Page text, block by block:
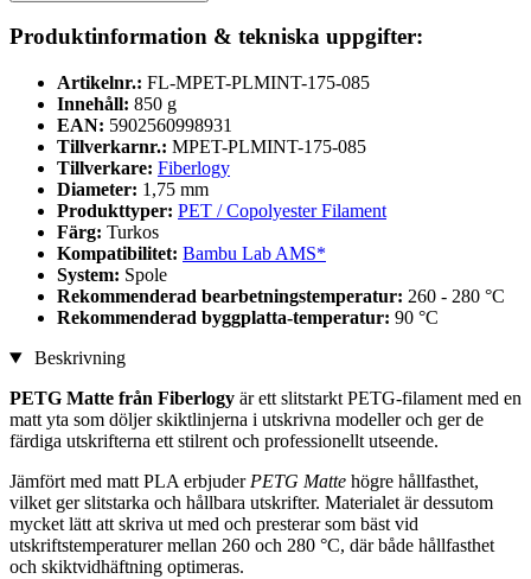
Produktinformation & tekniska uppgifter:
Artikelnr.: FL-MPET-PLMINT-175-085
Innehåll: 850 g
EAN: 5902560998931
Tillverkarnr.: MPET-PLMINT-175-085
Tillverkare: Fiberlogy
Diameter: 1,75 mm
Produkttyper: PET / Copolyester Filament
Färg: Turkos
Kompatibilitet: Bambu Lab AMS*
System: Spole
Rekommenderad bearbetningstemperatur: 260 - 280 °C
Rekommenderad byggplatta-temperatur: 90 °C
Beskrivning
PETG Matte från Fiberlogy är ett slitstarkt PETG-filament med en
matt yta som döljer skiktlinjerna i utskrivna modeller och ger de
färdiga utskrifterna ett stilrent och professionellt utseende.
Jämfört med matt PLA erbjuder PETG Matte högre hållfasthet,
vilket ger slitstarka och hållbara utskrifter. Materialet är dessutom
mycket lätt att skriva ut med och presterar som bäst vid
utskriftstemperaturer mellan 260 och 280 °C, där både hållfasthet
och skiktvidhäftning optimeras.